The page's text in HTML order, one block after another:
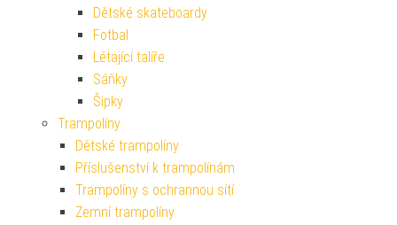
Dětské skateboardy
Fotbal
Létající talíře
Sáňky
Šipky
Trampolíny
Dětské trampolíny
Příslušenství k trampolínám
Trampolíny s ochrannou sítí
Zemní trampolíny